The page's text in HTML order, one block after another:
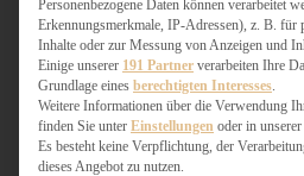
Personenbezogene Daten können verarbeitet
Erkennungsmerkmale, IP-Adressen), z. B. für
Inhalte oder zur Messung von Anzeigen und
Einige unserer 191 Partner verarbeiten Ihre
Grundlage eines berechtigten Interesses
Weitere Informationen über die Verwendung
finden Sie unter Einstellungen oder in
Es besteht keine Verpflichtung, der
dieses Angebot zu nutzen.